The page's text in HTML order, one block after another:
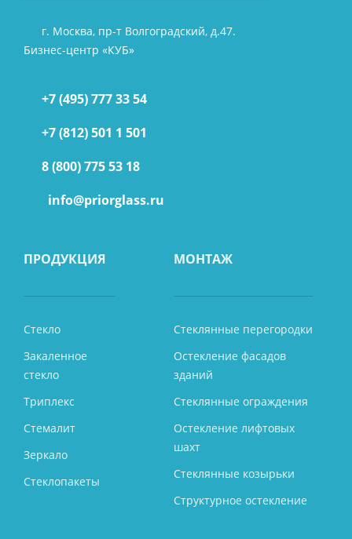
г. Москва, пр-т Волгоградский, д.47.
Бизнес-центр «КУБ»
+7 (495) 777 33 54
+7 (812) 501 1 501
8 (800) 775 53 18
info@priorglass.ru
ПРОДУКЦИЯ
Стекло
Закаленное
стекло
Триплекс
Стемалит
Зеркало
Стеклопакеты
МОНТАЖ
Стеклянные перегородки
Остекление фасадов
зданий
Стеклянные ограждения
Остекление лифтовых
шахт
Стеклянные козырьки
Структурное остекление